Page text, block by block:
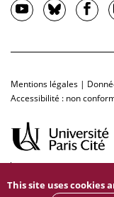
Mentions légales |
Accessibilité : non
This site uses cookies